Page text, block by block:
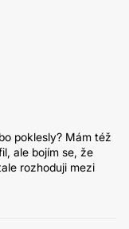
poklesly? Mám též
ale bojím se, že
rozhoduji mezi